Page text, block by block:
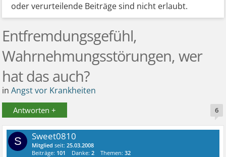
oder verurteilende Beiträge sind nicht erlaubt.
Entfremdungsgefühl,
Wahrnehmungsstörungen, wer
hat das auch?
inAngst vor Krankheiten
Antworten + 6
S Sweet0810
Mitglied seit:25.03.2008
Beiträge: 101 Danke:2 Themen:32